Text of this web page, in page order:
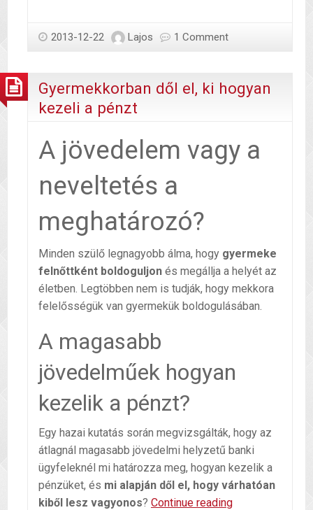
ha
van?
2013-12-22 Lajos 1 Comment
Gyermekkorban dől el, ki hogyan
kezeli a pénzt
A jövedelem vagy a
neveltetés a
meghatározó?
Minden szülő legnagyobb álma, hogy gyermeke
felnőttként boldoguljon és megállja a helyét az
életben. Legtöbben nem is tudják, hogy mekkora
felelősségük van gyermekük boldogulásában.
A magasabb
jövedelműek hogyan
kezelik a pénzt?
Egy hazai kutatás során megvizsgálták, hogy az
átlagnál magasabb jövedelmi helyzetű banki
ügyfeleknél mi határozza meg, hogyan kezelik a
pénzüket, és mi alapján dől el, hogy várhatóan
kiből lesz vagyonos? Continue readingGyermekkorban